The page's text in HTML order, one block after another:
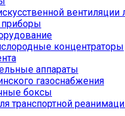
вентиляции
концентраторы
аппараты
газоснабжения
боксы
транспортной